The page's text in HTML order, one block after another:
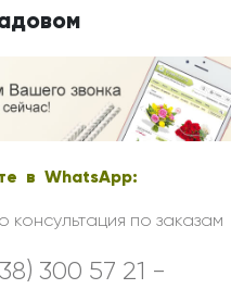
в WhatsApp:
консультация по заказам
300 57 21 -